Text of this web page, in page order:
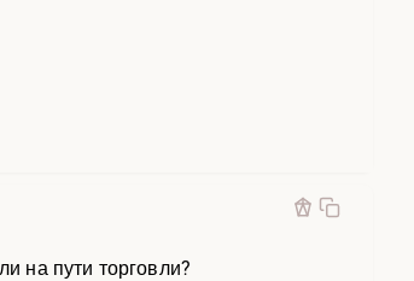
на пути торговли?